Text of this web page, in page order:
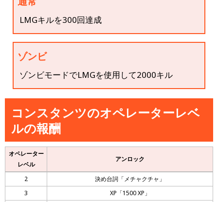
LMGキルを300回達成
ゾンビ
ゾンビモードでLMGを使用して2000キル
コンスタンツのオペレーターレベ
ルの報酬
オペレーター
レベル
アンロック
2
決め台詞「メチャクチャ」
3
XP「1500 XP」